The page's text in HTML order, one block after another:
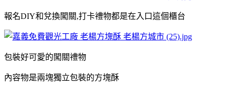
報名DIY和兌換闖關,打卡禮物都是在入口這個櫃台
包裝好可愛的闖關禮物
內容物是兩塊獨立包裝的方塊酥